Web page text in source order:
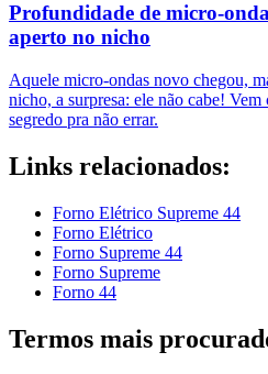
Profundidade de micro-
aperto no nicho
Aquele micro-ondas novo chegou,
nicho, a surpresa: ele não cabe!
segredo pra não errar.
Links relacionados:
Forno Elétrico Supreme 44
Forno Elétrico
Forno Supreme 44
Forno Supreme
Forno 44
Termos mais